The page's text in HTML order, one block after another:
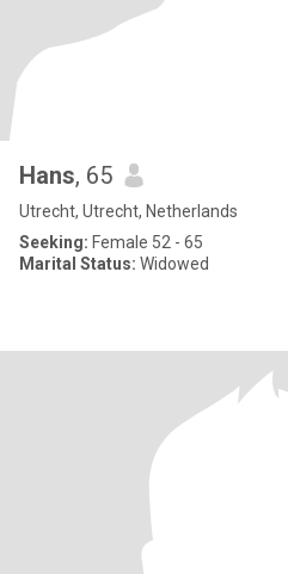
Hans, 65
Utrecht, Utrecht, Netherlands
Seeking: Female 52 - 65
Marital Status: Widowed